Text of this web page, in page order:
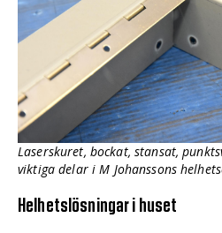
Laserskuret, bockat, stansat,
viktiga delar i M Johanssons
Helhetslösningar i huset